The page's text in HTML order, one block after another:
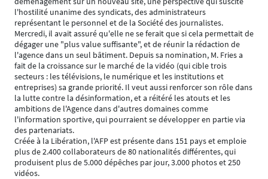
l'hostilité unanime des syndicats, des administrateurs
représentant le personnel et de la Société des journalistes.
Mercredi, il avait assuré qu'elle ne se ferait que si cela permettait de
dégager une "plus value suffisante", et de réunir la rédaction de
l'agence dans un seul bâtiment. Depuis sa nomination, M. Fries a
fait de la croissance sur le marché de la vidéo (qui cible trois
secteurs : les télévisions, le numérique et les institutions et
entreprises) sa grande priorité. Il veut aussi renforcer son rôle dans
la lutte contre la désinformation, et a réitéré les atouts et les
ambitions de l'Agence dans d'autres domaines comme
l'information sportive, qui pourraient se développer en partie via
des partenariats.
Créée à la Libération, l'AFP est présente dans 151 pays et emploie
plus de 2.400 collaborateurs de 80 nationalités différentes, qui
produisent plus de 5.000 dépêches par jour, 3.000 photos et 250
vidéos.